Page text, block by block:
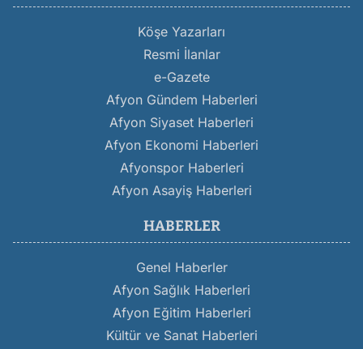
Köşe Yazarları
Resmi İlanlar
e-Gazete
Afyon Gündem Haberleri
Afyon Siyaset Haberleri
Afyon Ekonomi Haberleri
Afyonspor Haberleri
Afyon Asayiş Haberleri
HABERLER
Genel Haberler
Afyon Sağlık Haberleri
Afyon Eğitim Haberleri
Kültür ve Sanat Haberleri